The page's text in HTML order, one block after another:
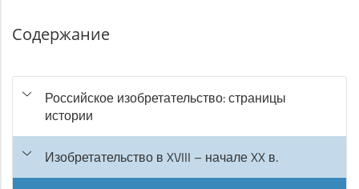
Содержание
Российское изобретательство: страницы
истории
Изобретательство в XVIII – начале XX в.